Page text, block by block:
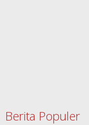
Berita Populer